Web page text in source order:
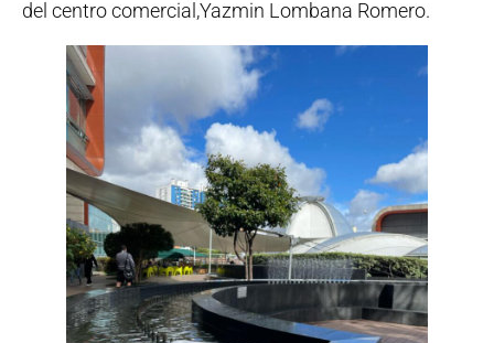
del centro comercial,Yazmin Lombana Romero.